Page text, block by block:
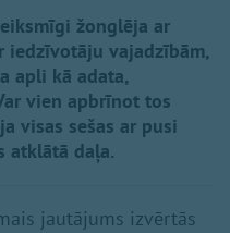
žonglēja ar
iedzīvotāju vajadzībām,
apli kā adata,
vien apbrīnot tos
visas sešas ar pusi
atklātā daļa.
jautājums izvērtās